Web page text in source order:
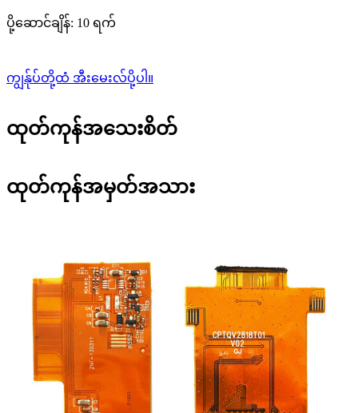
ပို့ဆောင်ချိန်: 10 ရက်
ကျွန်ုပ်တို့ထံ အီးမေးလ်ပို့ပါ။
ထုတ်ကုန်အသေးစိတ်
ထုတ်ကုန်အမှတ်အသား